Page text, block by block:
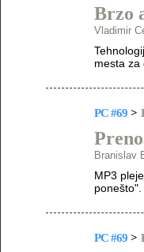
Brzo
Vladimir
mesta za
PC #69 >
Branislav
MP3
PC #69 >